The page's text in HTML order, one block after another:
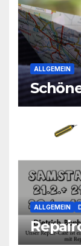
ALLGEMEIN
ALLGEMEIN